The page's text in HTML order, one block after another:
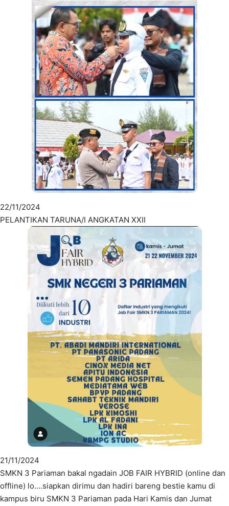
22/11/2024
PELANTIKAN TARUNA/I ANGKATAN XXII
21/11/2024
SMKN 3 Pariaman bakal ngadain JOB FAIR HYBRID (online dan
offline) lo….siapkan dirimu dan hadiri bareng bestie kamu di
kampus biru SMKN 3 Pariaman pada Hari Kamis dan Jumat